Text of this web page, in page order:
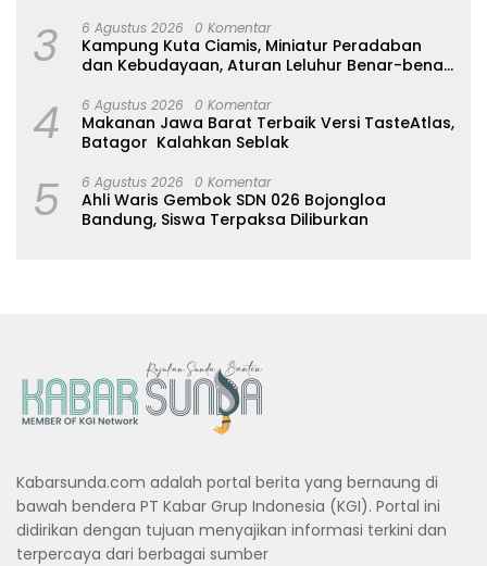
3 6 Agustus 2026 0 Komentar
Kampung Kuta Ciamis, Miniatur Peradaban
dan Kebudayaan, Aturan Leluhur Benar-benar
4 6 Agustus 2026 0 Komentar
Makanan Jawa Barat Terbaik Versi TasteAtlas,
Batagor Kalahkan Seblak
5 6 Agustus 2026 0 Komentar
Ahli Waris Gembok SDN 026 Bojongloa
Bandung, Siswa Terpaksa Diliburkan
Kabarsunda.com adalah portal berita yang bernaung di
bawah bendera PT Kabar Grup Indonesia (KGI). Portal ini
didirikan dengan tujuan menyajikan informasi terkini dan
terpercaya dari berbagai sumber